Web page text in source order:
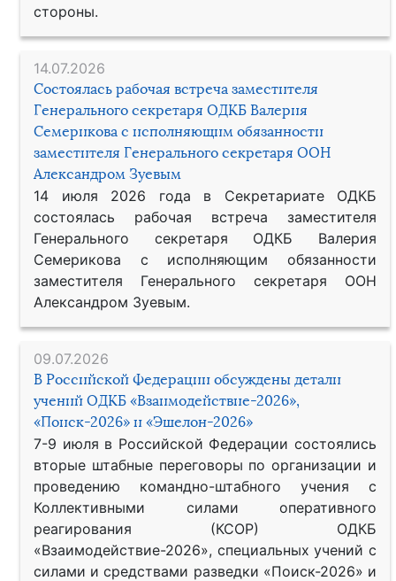
стороны.
14.07.2026
Состоялась рабочая встреча заместителя
Генерального секретаря ОДКБ Валерия
Семерикова с исполняющим обязанности
заместителя Генерального секретаря ООН
Александром Зуевым
14 июля 2026 года в Секретариате ОДКБ
состоялась рабочая встреча заместителя
Генерального секретаря ОДКБ Валерия
Семерикова с исполняющим обязанности
заместителя Генерального секретаря ООН
Александром Зуевым.
09.07.2026
В Российской Федерации обсуждены детали
учений ОДКБ «Взаимодействие-2026»,
«Поиск-2026» и «Эшелон-2026»
7-9 июля в Российской Федерации состоялись
вторые штабные переговоры по организации и
проведению командно-штабного учения с
Коллективными силами оперативного
реагирования (КСОР) ОДКБ
«Взаимодействие-2026», специальных учений с
силами и средствами разведки «Поиск-2026» и